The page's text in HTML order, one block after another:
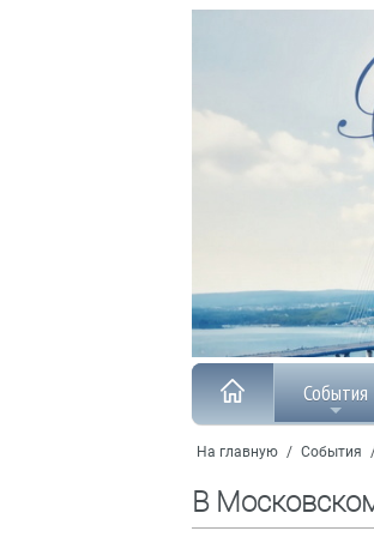
События
На главную / События
В